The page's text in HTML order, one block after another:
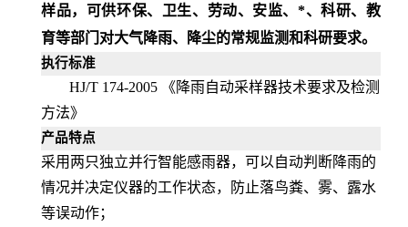
样品，可供环保、卫生、劳动、安监、*、科研、教
育等部门对大气降雨、降尘的常规监测和科研要求。
执行标准
HJ/T 174-2005
《降雨自动采样器技术要求及检测
方法》
产品特点
采用两只独立并行智能感雨器，可以自动判断降雨的
情况并决定仪器的工作状态，防止落鸟粪、雾、露水
等误动作；